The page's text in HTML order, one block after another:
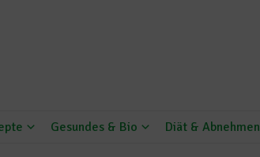
Gesundes & Bio Diät & Abnehmen